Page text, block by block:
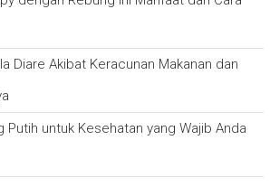
Diare Akibat Keracunan Makanan dan
Putih untuk Kesehatan yang Wajib Anda